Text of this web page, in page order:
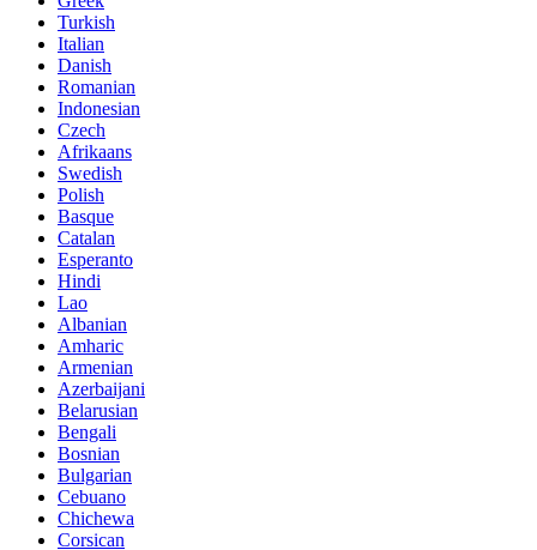
Turkish
Italian
Danish
Romanian
Indonesian
Czech
Afrikaans
Swedish
Polish
Basque
Catalan
Esperanto
Hindi
Lao
Albanian
Amharic
Armenian
Azerbaijani
Belarusian
Bengali
Bosnian
Bulgarian
Cebuano
Chichewa
Corsican